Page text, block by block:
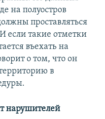
на полуостров
проставляться
если такие отметки
въехать на
о том, что он
в
нарушителей